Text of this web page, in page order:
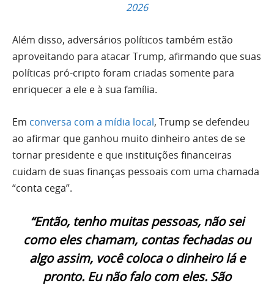
2026
Além disso, adversários políticos também estão
aproveitando para atacar Trump, afirmando que suas
políticas pró-cripto foram criadas somente para
enriquecer a ele e à sua família.
Em conversa com a mídia local, Trump se defendeu
ao afirmar que ganhou muito dinheiro antes de se
tornar presidente e que instituições financeiras
cuidam de suas finanças pessoais com uma chamada
“conta cega”.
“Então, tenho muitas pessoas, não sei
como eles chamam, contas fechadas ou
algo assim, você coloca o dinheiro lá e
pronto. Eu não falo com eles. São